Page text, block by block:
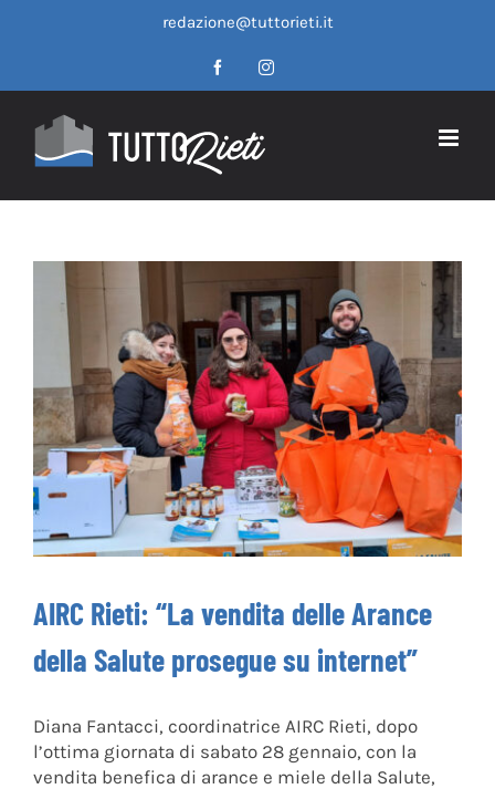
redazione@tuttorieti.it
FacebookInstagram
AIRC Rieti: “La vendita delle Arance
della Salute prosegue su internet”
Diana Fantacci, coordinatrice AIRC Rieti, dopo
l’ottima giornata di sabato 28 gennaio, con la
vendita benefica di arance e miele della Salute,